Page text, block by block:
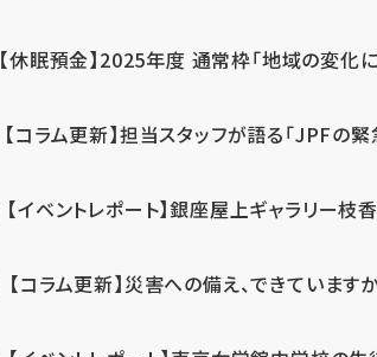
【休眠預金】2025年度 通常枠「地域の変化
【コラム更新】担当スタッフが語る「JPFの
【イベントレポート】銀座屋上ギャラリー
【コラム更新】災害への備え、できています